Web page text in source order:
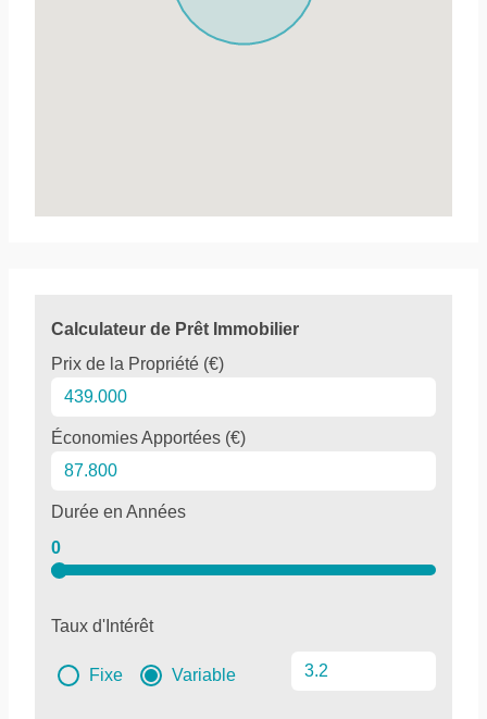
Calculateur de Prêt Immobilier
Prix de la Propriété (€)
Économies Apportées (€)
Durée en Années
0
Taux d'Intérêt
Fixe Variable